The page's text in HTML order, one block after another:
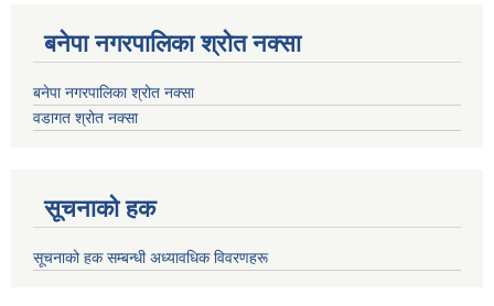
बनेपा नगरपालिका श्रोत नक्सा
बनेपा नगरपालिका श्रोत नक्सा
वडागत श्रोत नक्सा
सूचनाको हक
सूचनाको हक सम्बन्धी अध्यावधिक विवरणहरू